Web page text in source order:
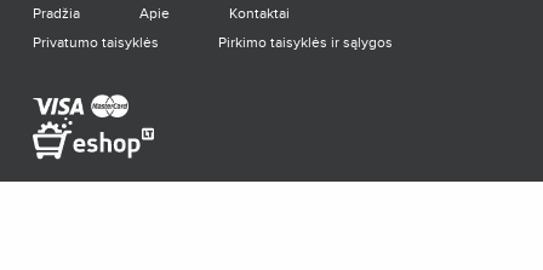
Pradžia Apie
Kontaktai
Privatumo taisyklės
Pirkimo taisyklės ir sąlygos